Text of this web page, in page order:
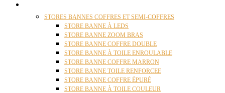
STORES BANNES COFFRES ET SEMI-COFFRES
STORE BANNE À LEDS
STORE BANNE ZOOM BRAS
STORE BANNE COFFRE DOUBLE
STORE BANNE À TOILE ENROULABLE
STORE BANNE COFFRE MARRON
STORE BANNE TOILE RENFORCEE
STORE BANNE COFFRE ÉPURÉ
STORE BANNE À TOILE COULEUR